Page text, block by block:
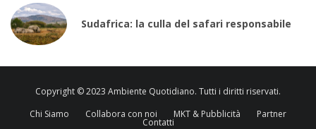
Sudafrica: la culla del safari responsabile
Copyright © 2023 Ambiente Quotidiano. Tutti i diritti riservati.
Chi Siamo
Collabora con noi MKT & Pubblicità Partner
Contatti